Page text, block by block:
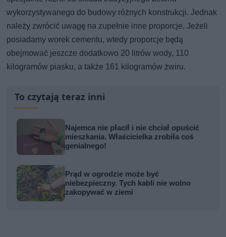
wykorzystywanego do budowy różnych konstrukcji. Jednak
należy zwrócić uwagę na zupełnie inne proporcje. Jeżeli
posiadamy worek cementu, wtedy proporcje będą
obejmować jeszcze dodatkowo 20 litrów wody, 110
kilogramów piasku, a także 161 kilogramów żwiru.
To czytają teraz inni
Najemca nie płacił i nie chciał opuścić
mieszkania. Właścicielka zrobiła coś
genialnego!
Prąd w ogrodzie może być
niebezpieczny. Tych kabli nie wolno
zakopywać w ziemi